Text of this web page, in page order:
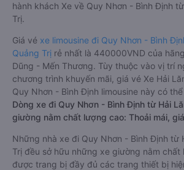
hành khách Xe về Quy Nhơn - Bình Định
Trị.
Giá vé xe limousine đi Quy Nhơn - Bình
Quảng Trị rẻ nhất là 440000VND của
Dũng - Mến Thương. Tùy thuộc vào vị trí
chương trình khuyến mãi, giá vé Xe Hải
Quy Nhơn - Bình Định limousine này có
Dòng xe đi Quy Nhơn - Bình Định từ Hải
giường nằm chất lượng cao: Thoải mái,
Những nhà xe đi Quy Nhơn - Bình Định từ
Trị đều sở hữu những xe giường nằm chất
được trang bị đầy đủ các trang thiết bị